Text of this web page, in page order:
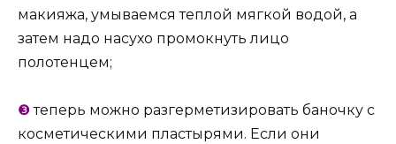
макияжа, умываемся теплой мягкой водой, а
затем надо насухо промокнуть лицо
полотенцем;
❸теперь можно разгерметизировать баночку с
косметическими пластырями. Если они